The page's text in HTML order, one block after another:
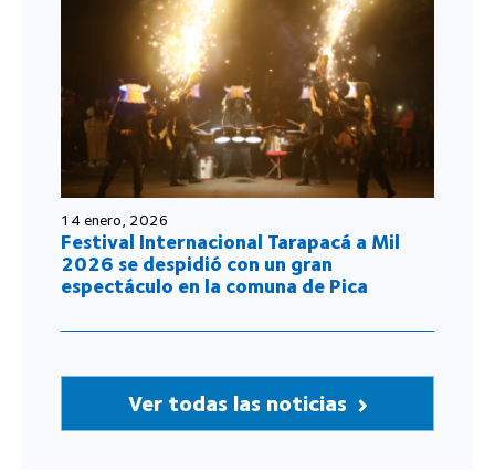
14 enero, 2026
Festival Internacional Tarapacá a Mil
2026 se despidió con un gran
espectáculo en la comuna de Pica
Ver todas las noticias